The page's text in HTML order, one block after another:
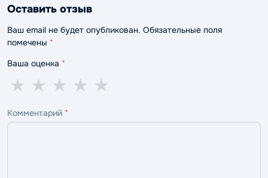
Оставить отзыв
Ваш email не будет опубликован. Обязательные поля
помечены *
Ваша оценка *
5
—
★
4
—
★
3
—
★
2
—
★
1
—
★
Комментарий *